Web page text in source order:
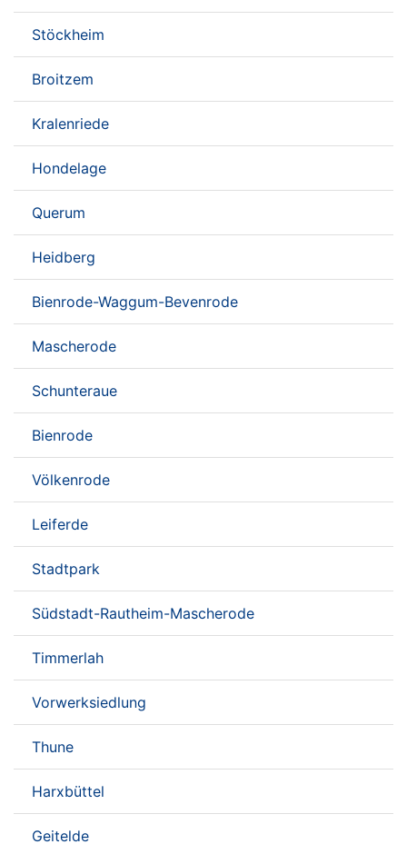
Stöckheim
Broitzem
Kralenriede
Hondelage
Querum
Heidberg
Bienrode-Waggum-Bevenrode
Mascherode
Schunteraue
Bienrode
Völkenrode
Leiferde
Stadtpark
Südstadt-Rautheim-Mascherode
Timmerlah
Vorwerksiedlung
Thune
Harxbüttel
Geitelde